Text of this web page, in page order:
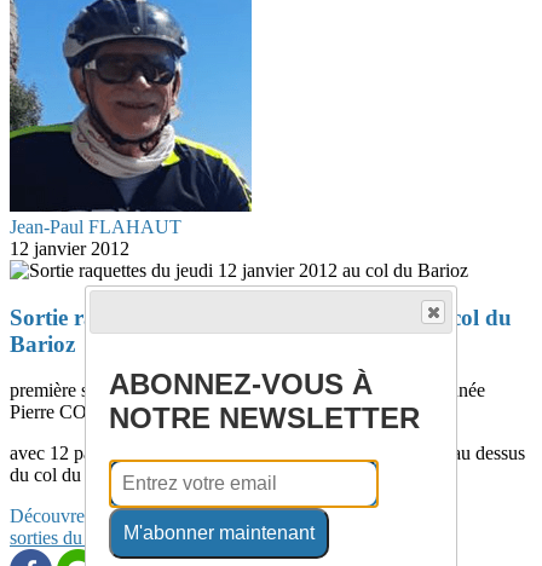
Jean-Paul FLAHAUT
12 janvier 2012
Sortie raquettes du jeudi 12 janvier 2012 au col du
Barioz
première sortie neige de l’année 2012 , capitaine de randonnée
Pierre CODA
avec 12 participants (tes) pour découvrir le Grand Rocher au dessus
du col du Barrioz
Découvrez davantage d'articles sur ces thèmes :
sorties du jeudihiver
ABONNEZ-VOUS À
NOTRE NEWSLETTER
M'abonner maintenant